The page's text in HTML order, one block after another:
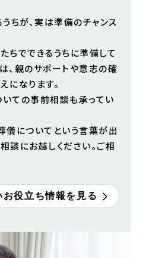
うちが、実は準備のチャンス
ちでできるうちに準備して
、親のサポートや意志の確
になります。
ての事前相談も承ってい
儀についてという言葉が出
談にお越しください。ご相
お役立ち情報を見る